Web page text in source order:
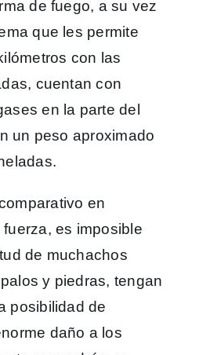
de fuego, a su vez
que les permite
con las
cuentan con
en la parte del
un peso aproximado
en
es imposible
de muchachos
y piedras, tengan
posibilidad de
daño a los